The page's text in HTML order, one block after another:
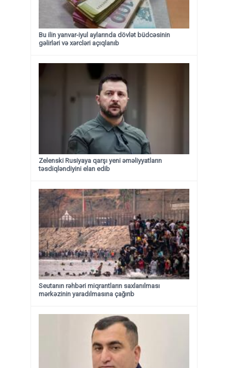
Bu ilin yanvar-iyul aylarında dövlət büdcəsinin
gəlirləri və xərcləri açıqlanıb
Zelenski Rusiyaya qarşı yeni əməliyyatların
təsdiqləndiyini elan edib
Seutanın rəhbəri miqrantların saxlanılması
mərkəzinin yaradılmasına çağırıb